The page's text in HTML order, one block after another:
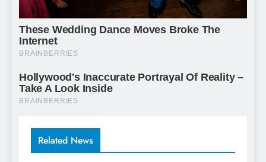
Related News